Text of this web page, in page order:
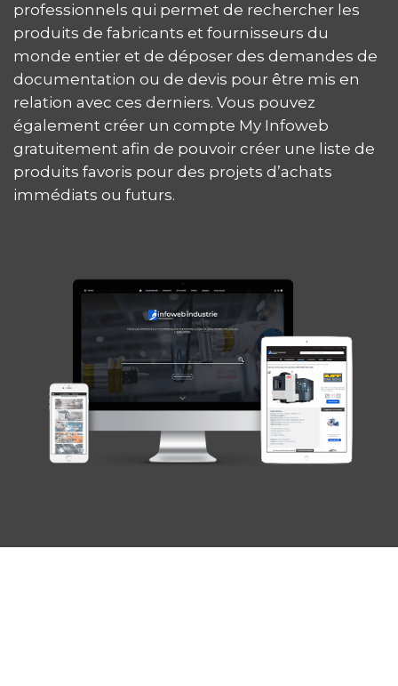
professionnels qui permet de rechercher les
produits de fabricants et fournisseurs du
monde entier et de déposer des demandes de
documentation ou de devis pour être mis en
relation avec ces derniers. Vous pouvez
également créer un compte My Infoweb
gratuitement afin de pouvoir créer une liste de
produits favoris pour des projets d’achats
immédiats ou futurs.